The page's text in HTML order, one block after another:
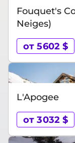
Fouquet's
Neiges)
от 5602 $
L'Apogee
от 3032 $